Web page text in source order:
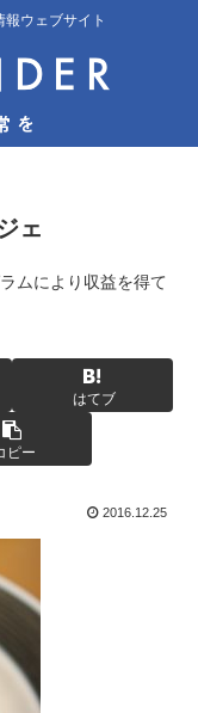
ウェブサイト
ェ
ムにより収益を得て
はてブ
ピー
2016.12.25